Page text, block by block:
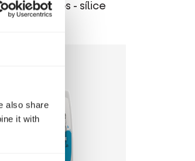
also share
it with
para gatos - sílice